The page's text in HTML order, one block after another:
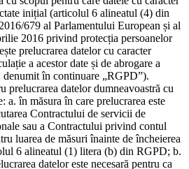
inițial (articolul 6 alineatul (4) din
679 al Parlamentului European și al
2016 privind protecția persoanelor
prelucrarea datelor cu caracter
a acestor date și de abrogare a
în continuare „RGPD”).
prelucrarea datelor dumneavoastră cu
a. în măsura în care prelucrarea este
Contractului de servicii de
sau a Contractului privind contul
luarea de măsuri înainte de încheierea
6 alineatul (1) litera (b) din RGPD; b.
datelor este necesară pentru ca